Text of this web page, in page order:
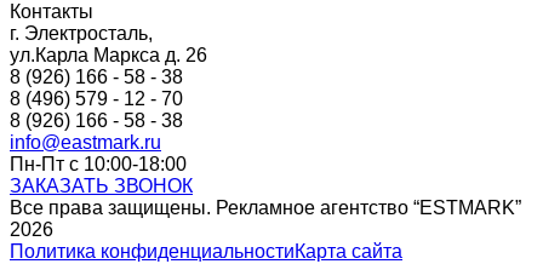
Контакты
г. Электросталь,
ул.Карла Маркса д. 26
8 (926) 166 - 58 - 38
8 (496) 579 - 12 - 70
8 (926) 166 - 58 - 38
info@eastmark.ru
Пн-Пт с 10:00-18:00
ЗАКАЗАТЬ ЗВОНОК
Все права защищены. Рекламное агентство “ESTMARK”
2026
Политика конфиденциальностиКарта сайта